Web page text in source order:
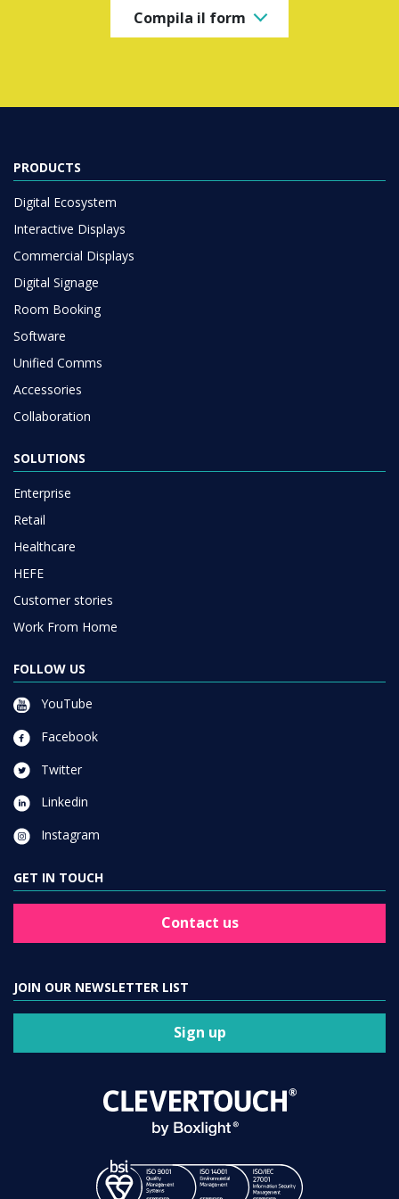
Compila il form
PRODUCTS
Digital Ecosystem
Interactive Displays
Commercial Displays
Digital Signage
Room Booking
Software
Unified Comms
Accessories
Collaboration
SOLUTIONS
Enterprise
Retail
Healthcare
HEFE
Customer stories
Work From Home
FOLLOW US
YouTube
Facebook
Twitter
Linkedin
Instagram
GET IN TOUCH
Contact us
JOIN OUR NEWSLETTER LIST
Sign up